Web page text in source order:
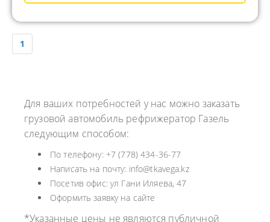
1
Для ваших потребностей у нас можно заказать
грузовой автомобиль рефрижератор Газель
следующим способом:
По телефону: +7 (778) 434-36-77
Написать на почту: info@tkavega.kz
Посетив офис: ул Гани Иляева, 47
Оформить заявку на сайте
*Указанные цены не являются публичной